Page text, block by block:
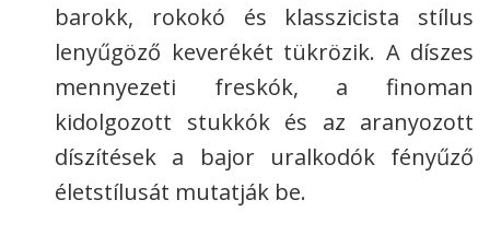
barokk, rokokó és klasszicista stílus
lenyűgöző keverékét tükrözik. A díszes
mennyezeti freskók, a finoman
kidolgozott stukkók és az aranyozott
díszítések a bajor uralkodók fényűző
életstílusát mutatják be.